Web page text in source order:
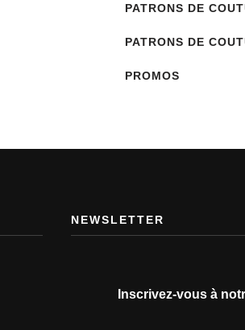
PATRONS DE
PATRONS DE
PROMOS
NEWSLETTER
Inscrivez-vous à